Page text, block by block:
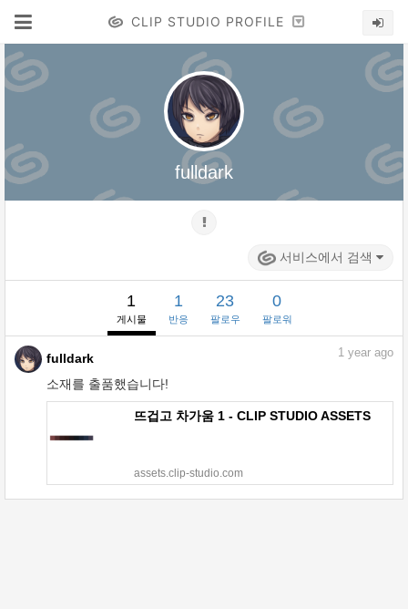
CLIP STUDIO PROFILE
fulldark
서비스에서 검색
1
게시물
1
반응
23
팔로우
0
팔로워
fulldark
소재를 출품했습니다!
1 year ago
뜨겁고 차가움 1 - CLIP STUDIO ASSETS
assets.clip-studio.com